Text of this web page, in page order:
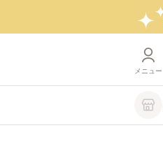
メニュー